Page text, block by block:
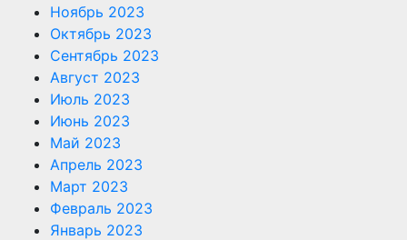
Ноябрь 2023
Октябрь 2023
Сентябрь 2023
Август 2023
Июль 2023
Июнь 2023
Май 2023
Апрель 2023
Март 2023
Февраль 2023
Январь 2023